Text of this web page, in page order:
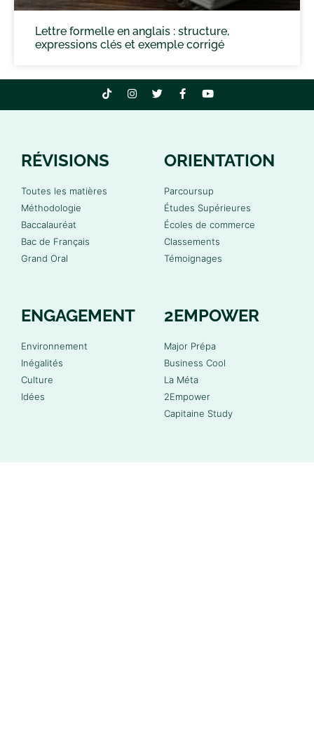
Lettre formelle en anglais : structure,
expressions clés et exemple corrigé
RÉVISIONS
Toutes les matières
Méthodologie
Baccalauréat
Bac de Français
Grand Oral
ORIENTATION
Parcoursup
Études Supérieures
Écoles de commerce
Classements
Témoignages
ENGAGEMENT
Environnement
Inégalités
Culture
Idées
2EMPOWER
Major Prépa
Business Cool
La Méta
2Empower
Capitaine Study